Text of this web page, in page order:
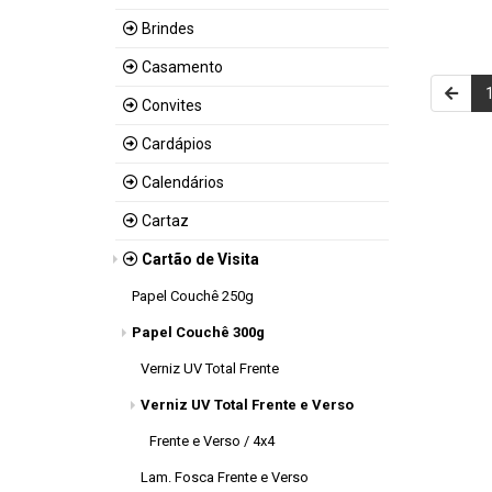
Brindes
Casamento
Convites
Cardápios
Calendários
Cartaz
Cartão de Visita
Papel Couchê 250g
Papel Couchê 300g
Verniz UV Total Frente
Verniz UV Total Frente e Verso
Frente e Verso / 4x4
Lam. Fosca Frente e Verso